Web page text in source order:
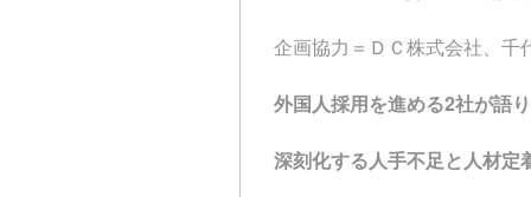
企画協力＝ＤＣ株式会社、千
外国人採用を進める2社が語
深刻化する人手不足と人材定